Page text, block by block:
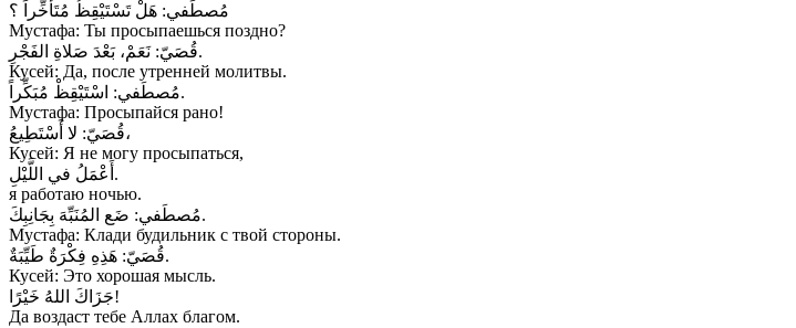
مُصطَفي: هَلْ تَسْتَيْقِظُ مُتَأَخِّراً ؟
Мустафа: Ты просыпаешься поздно?
قُصَيّ:نَعَمْ، بَعْدَ صَلاةِ الفَجْرِ.
Кусей: Да, после утренней молитвы.
مُصطَفي:اسْتَيْقِظْ مُبَكِّراً.
Мустафа: Просыпайся рано!
قُصَيّ:لا أَسْتَطِيعُ،
Кусей: Я не могу просыпаться,
أَعْمَلُ في اللَّيْلِ.
я работаю ночью.
مُصطَفي:ضَع المُنَبِّهَ بِجَانِبِكَ.
Мустафа: Клади будильник с твой стороны.
قُصَيّ:هَذِهِ فِكْرَةٌ طَيِّبَةٌ.
Кусей: Это хорошая мысль.
جَزَاكَ اللهُ خَيْرًا!
Да воздаст тебе Аллах благом.